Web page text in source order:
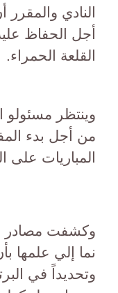
أجل الحفاظ
القلعة الحمراء.
وينتظر مسئولو
من أجل بدء
المباريات على
وكشفت مصادر
نما إلي علمها
وتحديداً في